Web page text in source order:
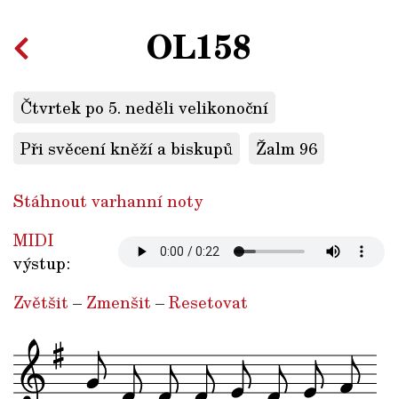
OL158
Čtvrtek po 5. neděli velikonoční
Při svěcení kněží a biskupů
Žalm 96
Stáhnout varhanní noty
MIDI
výstup:
Zvětšit – Zmenšit –Resetovat